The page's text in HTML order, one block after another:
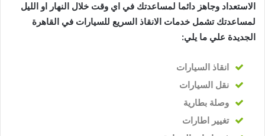
الاستعداد وجاهز دائما لمساعدتك في اي وقت خلال النهار او الليل
لمساعدتك تشمل خدمات الانقاذ السريع للسيارات في القاهرة
الجديدة علي ما يلي:
انقاذ السيارات
نقل السيارات
وصلة بطارية
تغيير اطارات